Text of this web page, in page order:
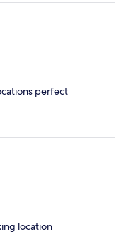
perfect
location